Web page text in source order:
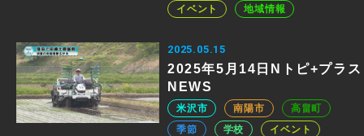
イベント
地域情報
2025.05.15
2025年5月14日Nトピ+プラス
NEWS
米沢市 南陽市
高畠町
季節
学校
イベント